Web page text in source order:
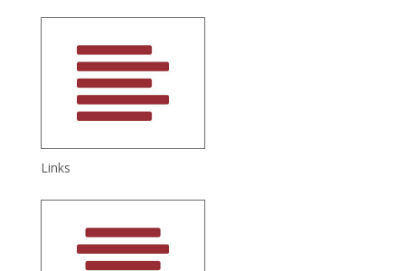
Links